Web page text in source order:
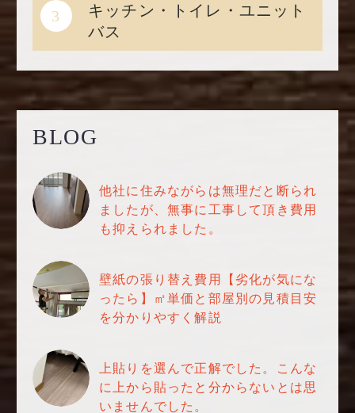
3
キッチン・トイレ・ユニット
バス
BLOG
他社に住みながらは無理だと断られ
ましたが、無事に工事して頂き費用
も抑えられました。
壁紙の張り替え費用【劣化が気にな
ったら】㎡単価と部屋別の見積目安
を分かりやすく解説
上貼りを選んで正解でした。こんな
に上から貼ったと分からないとは思
いませんでした。